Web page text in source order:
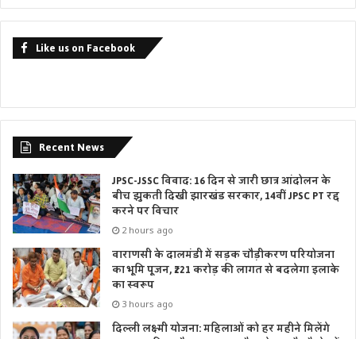
Like us on Facebook
Recent News
JPSC-JSSC विवाद: 16 दिन से जारी छात्र आंदोलन के
बीच झुकती दिखी झारखंड सरकार, 14वीं JPSC PT रद्द
करने पर विचार
2 hours ago
वाराणसी के दालमंडी में सड़क चौड़ीकरण परियोजना
का भूमि पूजन, ₹221 करोड़ की लागत से बदलेगा इलाके
का स्वरूप
3 hours ago
दिल्ली लक्ष्मी योजना: महिलाओं को हर महीने मिलेंगे